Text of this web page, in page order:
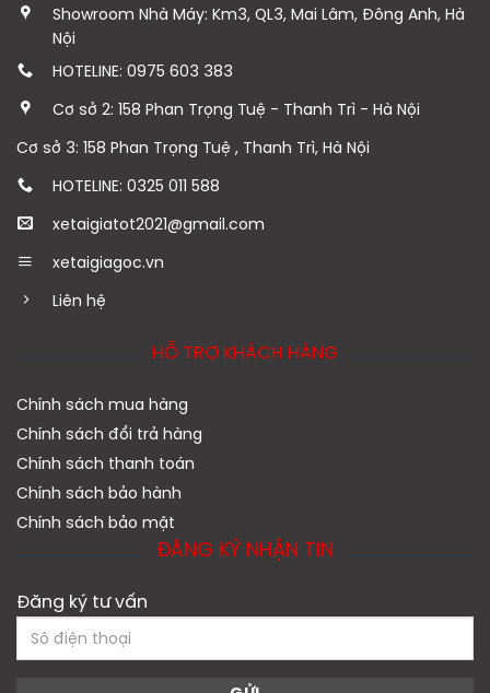
Showroom Nhà Máy: Km3, QL3, Mai Lâm, Đông Anh, Hà
Nội
HOTELINE: 0975 603 383
Cơ sở 2: 158 Phan Trọng Tuệ - Thanh Trì - Hà Nội
Cơ sở 3: 158 Phan Trọng Tuệ , Thanh Trì, Hà Nội
HOTELINE: 0325 011 588
xetaigiatot2021@gmail.com
xetaigiagoc.vn
Liên hệ
HỖ TRỢ KHÁCH HÀNG
Chính sách mua hàng
Chính sách đổi trả hàng
Chính sách thanh toán
Chính sách bảo hành
Chính sách bảo mật
ĐĂNG KÝ NHẬN TIN
Đăng ký tư vấn